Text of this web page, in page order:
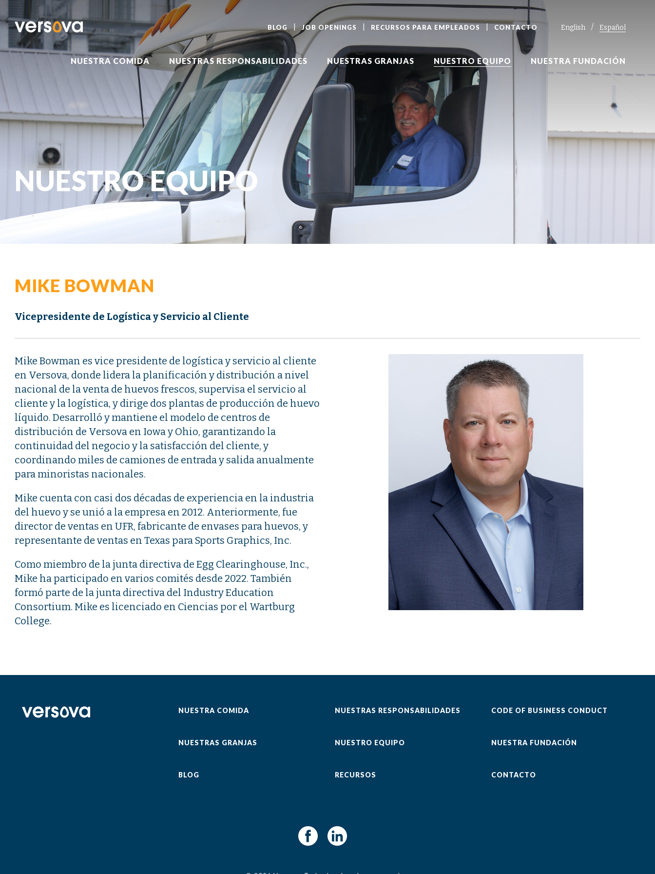
BLOG JOB OPENINGS RECURSOS PARA EMPLEADOS CONTACTO English Español
NUESTRA COMIDA NUESTRAS RESPONSABILIDADES NUESTRAS GRANJAS NUESTRO EQUIPO NUESTRA FUNDACIÓN
NUESTRO EQUIPO
MIKE BOWMAN
Vicepresidente de Logística y Servicio al Cliente
Mike Bowman es vice presidente de logística y servicio al cliente
en Versova, donde lidera la planificación y distribución a nivel
nacional de la venta de huevos frescos, supervisa el servicio al
cliente y la logística, y dirige dos plantas de producción de huevo
líquido. Desarrolló y mantiene el modelo de centros de
distribución de Versova en Iowa y Ohio, garantizando la
continuidad del negocio y la satisfacción del cliente, y
coordinando miles de camiones de entrada y salida anualmente
para minoristas nacionales.
Mike cuenta con casi dos décadas de experiencia en la industria
del huevo y se unió a la empresa en 2012. Anteriormente, fue
director de ventas en UFR, fabricante de envases para huevos, y
representante de ventas en Texas para Sports Graphics, Inc.
Como miembro de la junta directiva de Egg Clearinghouse, Inc.,
Mike ha participado en varios comités desde 2022. También
formó parte de la junta directiva del Industry Education
Consortium. Mike es licenciado en Ciencias por el Wartburg
College.
NUESTRA COMIDA NUESTRAS RESPONSABILIDADES CODE OF BUSINESS CONDUCT
NUESTRAS GRANJAS NUESTRO EQUIPO NUESTRA FUNDACIÓN
BLOG RECURSOS CONTACTO
Facebook LinkedIn